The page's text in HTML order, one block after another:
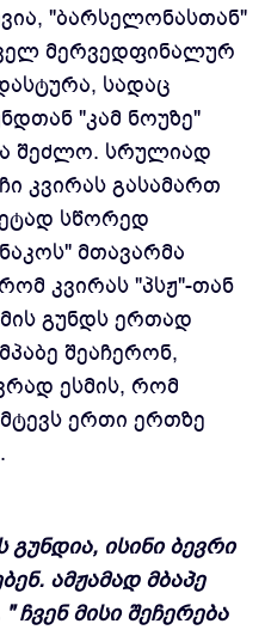
"ბარსელონასთან"
მერვედფინალურ
სადაც
"კამ ნოუზე"
შეძლო. სრულიად
კვირას გასამართ
სწორედ
მთავარმა
კვირას "პსჟ"-თან
გუნდს ერთად
შეაჩერონ,
ესმის, რომ
ერთი ერთზე
ისინი ბევრი
ამჟამად მბაპე
" ჩვენ მისი შეჩერება